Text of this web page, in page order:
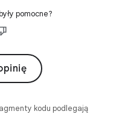
pomocne?
kodu podlegają